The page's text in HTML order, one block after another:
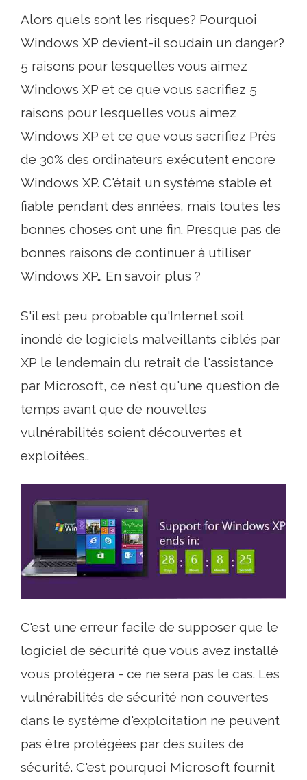
Alors quels sont les risques? Pourquoi
Windows XP devient-il soudain un danger?
5 raisons pour lesquelles vous aimez
Windows XP et ce que vous sacrifiez 5
raisons pour lesquelles vous aimez
Windows XP et ce que vous sacrifiez Près
de 30% des ordinateurs exécutent encore
Windows XP. C'était un système stable et
fiable pendant des années, mais toutes les
bonnes choses ont une fin. Presque pas de
bonnes raisons de continuer à utiliser
Windows XP… En savoir plus ?
S'il est peu probable qu'Internet soit
inondé de logiciels malveillants ciblés par
XP le lendemain du retrait de l'assistance
par Microsoft, ce n'est qu'une question de
temps avant que de nouvelles
vulnérabilités soient découvertes et
exploitées..
C'est une erreur facile de supposer que le
logiciel de sécurité que vous avez installé
vous protégera - ce ne sera pas le cas. Les
vulnérabilités de sécurité non couvertes
dans le système d'exploitation ne peuvent
pas être protégées par des suites de
sécurité. C'est pourquoi Microsoft fournit